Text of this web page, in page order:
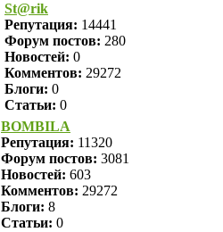
St@rik
Репутация: 14441
Форум постов: 280
Новостей: 0
Комментов: 29272
Блоги: 0
Статьи: 0
BOMBILA
Репутация: 11320
Форум постов: 3081
Новостей: 603
Комментов: 29272
Блоги: 8
Статьи: 0